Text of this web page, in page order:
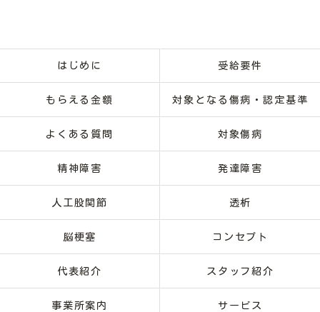
はじめに 受給要件
もらえる金額 対象となる傷病・認定基準
よくある質問 対象傷病
精神障害 発達障害
人工股関節 透析
脳梗塞 コンセプト
代表紹介 スタッフ紹介
事業所案内 サービス